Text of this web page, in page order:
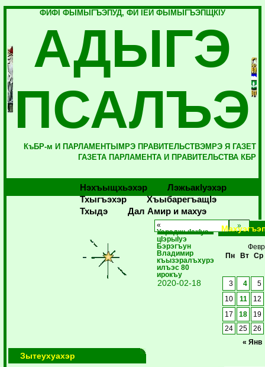
ФИФI ФЫМЫГЪЭПУД, ФИ IЕЙ ФЫМЫГЪЭПЩКIУ
АДЫГЭ
ПСАЛЪЭ
КъБР-м И ПАРЛАМЕНТЫМРЭ ПРАВИТЕЛЬСТВЭМРЭ Я ГАЗЕТ
ГАЗЕТА ПАРЛАМЕНТА И ПРАВИТЕЛЬСТВА КБР
Нэхъыщхьэхэр
Лэжьакlуэхэр
Тхыгъэхэр
Хъыбарегъащlэ
Тхыдэ
Дал Амир и махуэ
Зытеухуахэр
«
УэрэджыIакIуэ
цIэрыIуэ
Бэрэгъун
Владимир
къызэралъхурэ
илъэс 80
ирокъу
2020-02-18
Пн
Вт Ср
« Янв
3 4 5
10 11 12
17 18
19
24
25 26